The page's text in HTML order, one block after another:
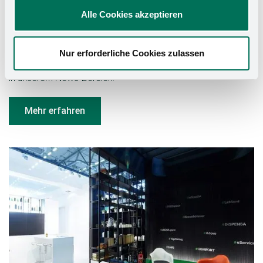
Alle Cookies akzeptieren
Nur erforderliche Cookies zulassen
Pressemeldungen
in unserem News-Bereich.
Mehr erfahren